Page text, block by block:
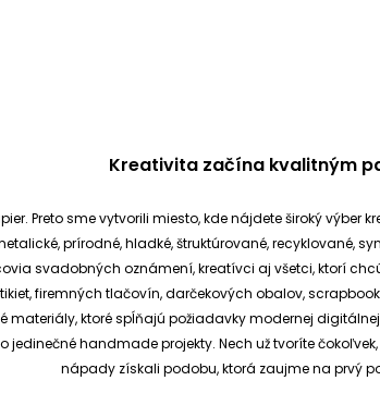
Kreativita začína kvalitným
Preto sme vytvorili miesto, kde nájdete široký
prírodné, hladké, štruktúrované, recyklované,
svadobných oznámení, kreatívci aj všetci, ktorí
firemných tlačovín, darčekových obalov,
ktoré spĺňajú požiadavky modernej
jedinečné handmade projekty. Nech už tvoríte
nápady získali podobu, ktorá zaujme na prvý